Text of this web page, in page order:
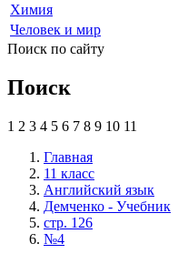
Химия
Человек и мир
Поиск по сайту
Поиск
1 2 3 4 5 6 7 8 9 10 11
Главная
11 класс
Английский язык
Демченко - Учебник
стр. 126
№4